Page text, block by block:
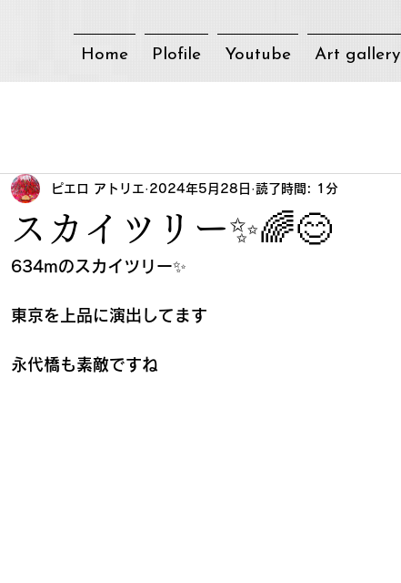
Home Plofile Youtube Art gallery
スカイツリー✨🌈😊
ピエロ アトリエ 2024年5月28日 読了時間: 1分
634mのスカイツリー✨
東京を上品に演出してます
永代橋も素敵ですね